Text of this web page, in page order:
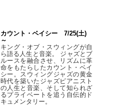
カウント・ベイシー 7/25(土)
～
キング・オブ・スウィングが自
ら語る人生と音楽。 ジャズとブ
ルースを融合させ、リズムに革
命をもたらしたカウント・ベイ
シー。スウィングジャズの黄金
時代を築いたジャズピアニスト
の人生と音楽、そして知られざ
るプライベートを追う自伝的ド
キュメンタリー。